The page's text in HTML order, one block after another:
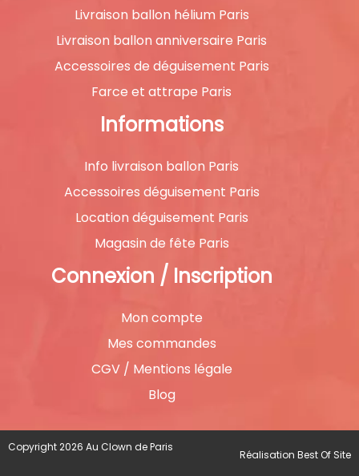
Livraison ballon hélium Paris
Livraison ballon anniversaire Paris
Accessoires de déguisement Paris
Farce et attrape Paris
Informations
Info livraison ballon Paris
Accessoires déguisement Paris
Location déguisement Paris
Magasin de fête Paris
Connexion / Inscription
Mon compte
Mes commandes
CGV / Mentions légale
Blog
Copyright 2026 Au Clown de Paris
Réalisation Best Of Site